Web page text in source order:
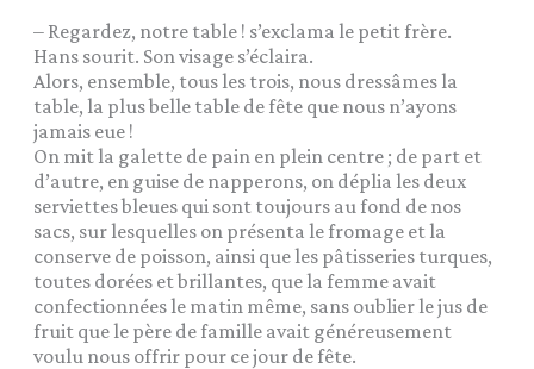
– Regardez, notre table ! s’exclama le petit frère.
Hans sourit. Son visage s’éclaira.
Alors, ensemble, tous les trois, nous dressâmes la
table, la plus belle table de fête que nous n’ayons
jamais eue !
On mit la galette de pain en plein centre ; de part et
d’autre, en guise de napperons, on déplia les deux
serviettes bleues qui sont toujours au fond de nos
sacs, sur lesquelles on présenta le fromage et la
conserve de poisson, ainsi que les pâtisseries turques,
toutes dorées et brillantes, que la femme avait
confectionnées le matin même, sans oublier le jus de
fruit que le père de famille avait généreusement
voulu nous offrir pour ce jour de fête.